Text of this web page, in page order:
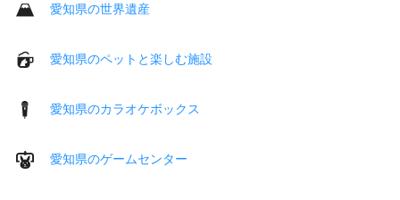
愛知県の世界遺産
愛知県のペットと楽しむ施設
愛知県のカラオケボックス
愛知県のゲームセンター